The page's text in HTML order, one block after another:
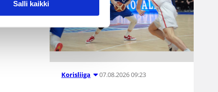
Salli kaikki
Korisliiga 07.08.2026 09:23